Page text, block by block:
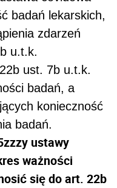
badań lekarskich,
zdarzeń
u.t.k.
ust. 7b u.t.k.
badań, a
konieczność
badań.
ustawy
ważności
się do art. 22b